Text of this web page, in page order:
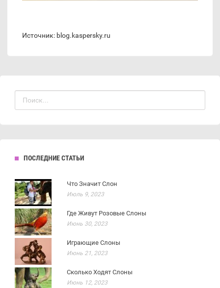
Источник: blog.kaspersky.ru
ПОСЛЕДНИЕ СТАТЬИ
Что Значит Слон
Июль 9, 2023
Где Живут Розовые Слоны
Июнь 30, 2023
Играющие Слоны
Июнь 21, 2023
Сколько Ходят Слоны
Июнь 12, 2023